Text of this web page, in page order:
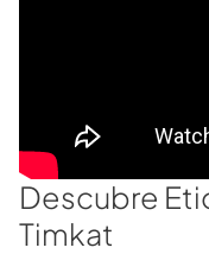
Descubre
Timkat